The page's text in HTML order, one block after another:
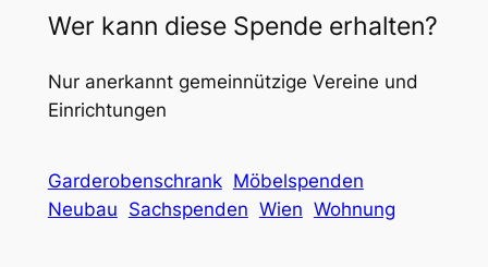
Wer kann diese Spende erhalten?
Nur anerkannt gemeinnützige Vereine und
Einrichtungen
Garderobenschrank Möbelspenden
Neubau Sachspenden Wien Wohnung